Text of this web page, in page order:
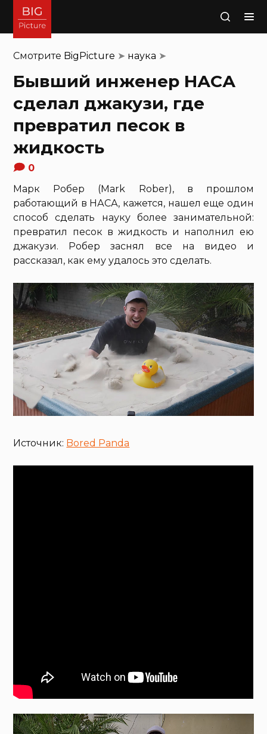
Поиск
Смотрите BigPicture ➤ наука ➤
Бывший инженер НАСА
сделал джакузи, где
превратил песок в
жидкость
0
Марк Робер (Mark Rober), в прошлом
работающий в НАСА, кажется, нашел еще один
способ сделать науку более занимательной:
превратил песок в жидкость и наполнил ею
джакузи. Робер заснял все на видео и
рассказал, как ему удалось это сделать.
Источник: Bored Panda